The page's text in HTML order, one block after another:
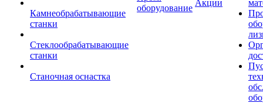
Камнеобрабатывающие
станки
Стеклообрабатывающие
станки
Станочная оснастка
оборудование
Акции